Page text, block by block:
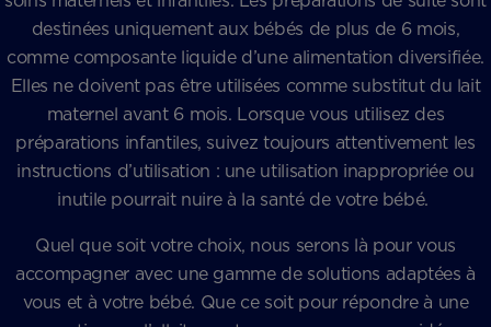
destinées uniquement aux bébés de plus de 6 mois,
comme composante liquide d’une alimentation diversifiée.
Elles ne doivent pas être utilisées comme substitut du lait
maternel avant 6 mois. Lorsque vous utilisez des
préparations infantiles, suivez toujours attentivement les
instructions d’utilisation : une utilisation inappropriée ou
inutile pourrait nuire à la santé de votre bébé.
Quel que soit votre choix, nous serons là pour vous
accompagner avec une gamme de solutions adaptées à
vous et à votre bébé. Que ce soit pour répondre à une